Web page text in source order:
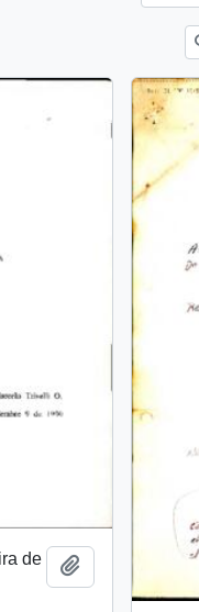
de
Add to clipboard